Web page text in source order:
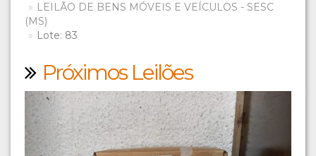
LEILÃO DE BENS MÓVEIS E VEÍCULOS - SESC
(MS)
Lote: 83
Próximos Leilões
Previous